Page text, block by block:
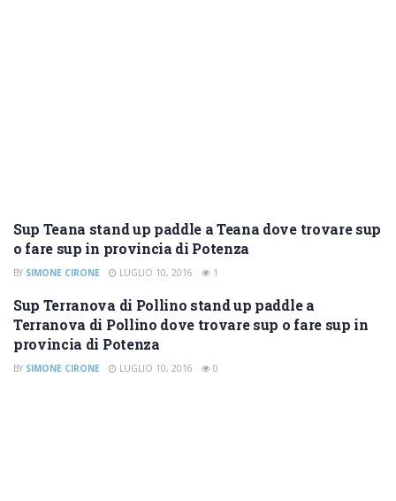
SUP POTENZA
Sup Teana stand up paddle a Teana dove trovare sup
o fare sup in provincia di Potenza
BY SIMONE CIRONE LUGLIO 10, 2016 1
SUP POTENZA
Sup Terranova di Pollino stand up paddle a
Terranova di Pollino dove trovare sup o fare sup in
provincia di Potenza
BY SIMONE CIRONE LUGLIO 10, 2016 0